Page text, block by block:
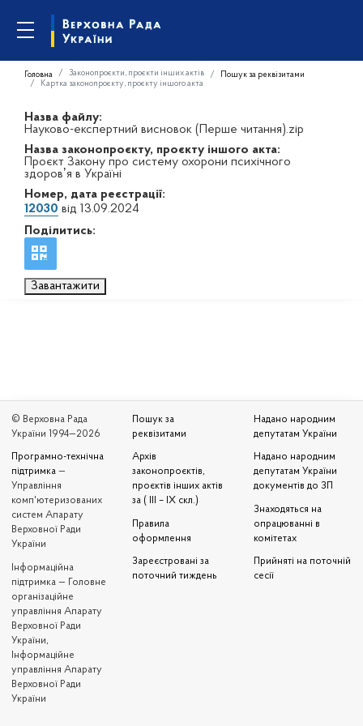
Головна Законопроєкти, проєкти інших актів
Пошук за реквізитами
Картка законопроєкту, проєкту іншого акта
Назва файлу:
Науково-експертний висновок (Перше читання).zip
Назва законопроєкту, проєкту іншого акта:
Проєкт Закону про систему охорони психічного
здоровʼя в Україні
Номер, дата реєстрації:
12030 від 13.09.2024
Поділитись:
Завантажити
© Верховна Рада
України 1994—2026
Програмно-технічна
підтримка —
Управління
комп'ютеризованих
систем Апарату
Верховної Ради
України
Iнформаційна
підтримка — Головне
організаційне
управління Апарату
Верховної Ради
України,
Інформаційне
управління Апарату
Верховної Ради
України
Пошук за
реквізитами
Архів
законопроєктів,
проєктів інших актів
за ( III – IX скл.)
Правила
оформлення
Зареєстровані за
поточний тиждень
Надано народним
депутатам України
Надано народним
депутатам України
документів до ЗП
Знаходяться на
опрацюванні в
комітетах
Прийняті на поточній
сесії